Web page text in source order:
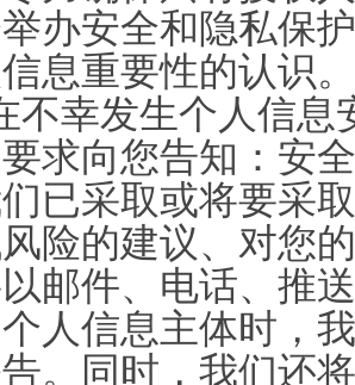
办安全和隐私保
息重要性的认识。
不幸发生个人信
求向您告知：安
已采取或将要采
险的建议、对您
邮件、电话、推
人信息主体时，
。同时，我们还